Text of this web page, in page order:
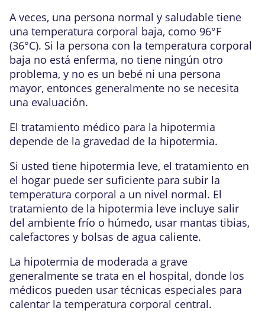
A veces, una persona normal y saludable tiene
una temperatura corporal baja, como 96°F
(36°C). Si la persona con la temperatura corporal
baja no está enferma, no tiene ningún otro
problema, y no es un bebé ni una persona
mayor, entonces generalmente no se necesita
una evaluación.
El tratamiento médico para la hipotermia
depende de la gravedad de la hipotermia.
Si usted tiene hipotermia leve, el tratamiento en
el hogar puede ser suficiente para subir la
temperatura corporal a un nivel normal. El
tratamiento de la hipotermia leve incluye salir
del ambiente frío o húmedo, usar mantas tibias,
calefactores y bolsas de agua caliente.
La hipotermia de moderada a grave
generalmente se trata en el hospital, donde los
médicos pueden usar técnicas especiales para
calentar la temperatura corporal central.